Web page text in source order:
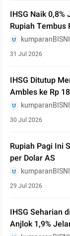
IHSG Naik
Rupiah Tembus
31 Jul 2026
IHSG Ditutup
Ambles ke Rp
30 Jul 2026
Rupiah Pagi Ini
per Dolar AS
29 Jul 2026
IHSG Seharian
Anjlok 1,9%